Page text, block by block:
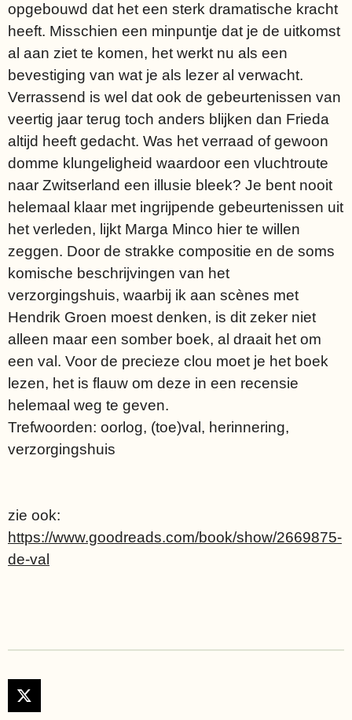
opgebouwd dat het een sterk dramatische kracht
heeft. Misschien een minpuntje dat je de uitkomst
al aan ziet te komen, het werkt nu als een
bevestiging van wat je als lezer al verwacht.
Verrassend is wel dat ook de gebeurtenissen van
veertig jaar terug toch anders blijken dan Frieda
altijd heeft gedacht. Was het verraad of gewoon
domme klungeligheid waardoor een vluchtroute
naar Zwitserland een illusie bleek? Je bent nooit
helemaal klaar met ingrijpende gebeurtenissen uit
het verleden, lijkt Marga Minco hier te willen
zeggen. Door de strakke compositie en de soms
komische beschrijvingen van het
verzorgingshuis, waarbij ik aan scènes met
Hendrik Groen moest denken, is dit zeker niet
alleen maar een somber boek, al draait het om
een val. Voor de precieze clou moet je het boek
lezen, het is flauw om deze in een recensie
helemaal weg te geven.
Trefwoorden: oorlog, (toe)val, herinnering,
verzorgingshuis
zie ook:
https://www.goodreads.com/book/show/2669875-
de-val
X